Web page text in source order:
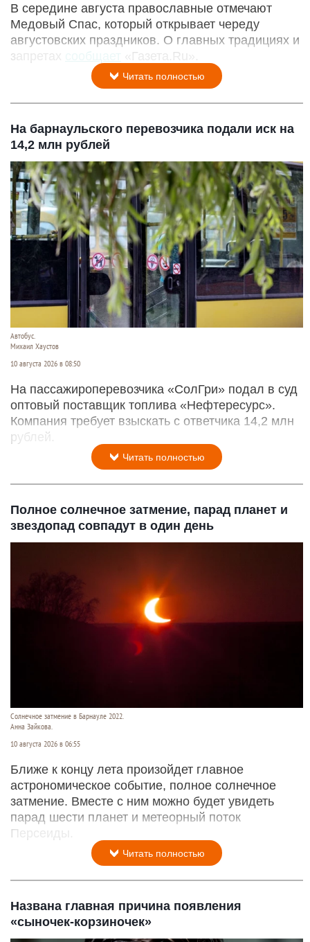
В середине августа православные отмечают
Медовый Спас, который открывает череду
августовских праздников. О главных традициях и
запретах
сообщает «Газета.Ru».
Читать полностью
На барнаульского перевозчика подали иск на
14,2 млн рублей
Автобус.
Михаил Хаустов
10 августа 2026 в 08:50
На пассажироперевозчика «СолГри» подал в суд
оптовый поставщик топлива «Нефтересурс».
Компания требует взыскать с ответчика 14,2 млн
рублей.
Читать полностью
Полное солнечное затмение, парад планет и
звездопад совпадут в один день
Солнечное затмение в Барнауле 2022.
Анна Зайкова.
10 августа 2026 в 06:55
Ближе к концу лета произойдет главное
астрономическое событие, полное солнечное
затмение. Вместе с ним можно будет увидеть
парад шести планет и метеорный поток
Персеиды.
Читать полностью
Названа главная причина появления
«сыночек-корзиночек»